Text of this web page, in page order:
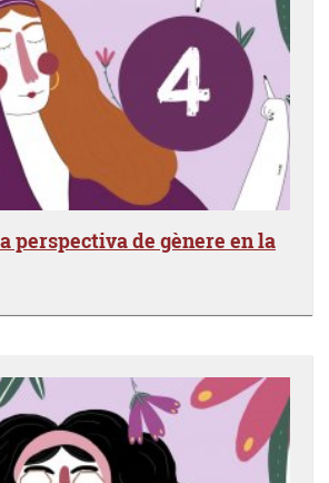
perspectiva de gènere en la